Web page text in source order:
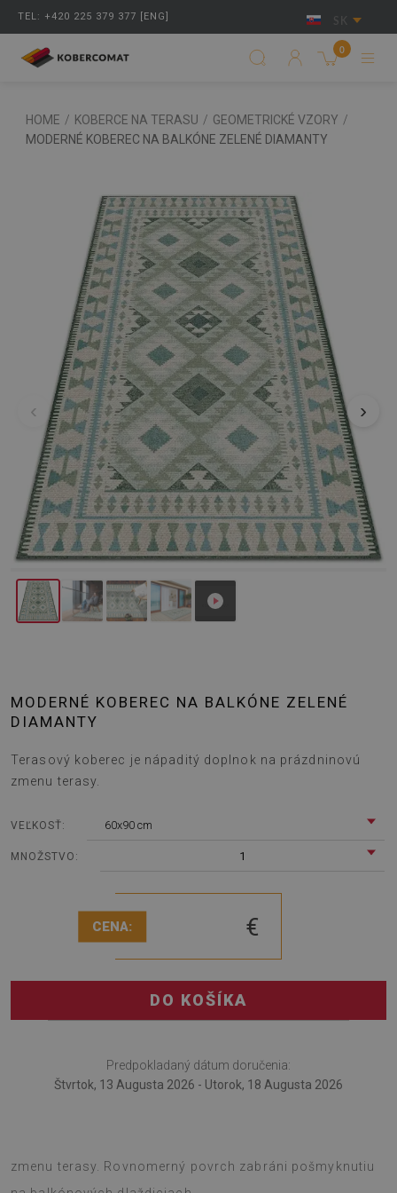
TEL: +420 225 379 377 [ENG] SK
0
HOME / KOBERCE NA TERASU / GEOMETRICKÉ VZORY /
MODERNÉ KOBEREC NA BALKÓNE ZELENÉ DIAMANTY
‹ ›
MODERNÉ KOBEREC NA BALKÓNE ZELENÉ
DIAMANTY
Terasový koberec je nápaditý doplnok na prázdninovú
zmenu terasy.
VEĽKOSŤ: 60x90 cm
MNOŽSTVO: 1
CENA: €
DO KOŠÍKA
Predpokladaný dátum doručenia:
Štvrtok, 13 Augusta 2026 - Utorok, 18 Augusta 2026
zmenu terasy. Rovnomerný povrch zabráni pošmyknutiu